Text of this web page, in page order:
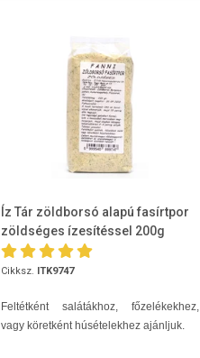
Íz Tár zöldborsó alapú fasírtpor
zöldséges ízesítéssel 200g
Cikksz. ITK9747
Feltétként salátákhoz, főzelékekhez,
vagy köretként húsételekhez ajánljuk.